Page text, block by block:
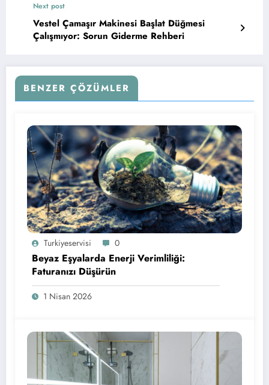
Next post
Vestel Çamaşır Makinesi Başlat Düğmesi
Çalışmıyor: Sorun Giderme Rehberi
BENZER ÇÖZÜMLER
Turkiyeservisi 0
Beyaz Eşyalarda Enerji Verimliliği:
Faturanızı Düşürün
1 Nisan 2026